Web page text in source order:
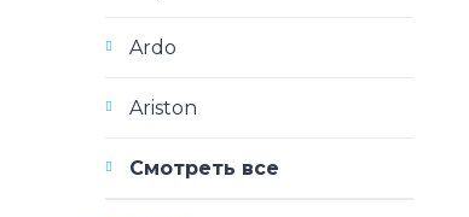
Ardo
Ariston
Смотреть все